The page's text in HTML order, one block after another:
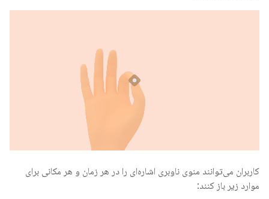
کاربران می‌توانند منوی ناوبری اشاره‌ای را در هر زمان و هر مکانی برای
موارد زیر باز کنند: